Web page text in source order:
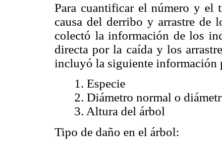
Para cuantificar el número y el
causa del derribo y arrastre de
colectó la información de los
directa por la caída y los
incluyó la siguiente información
1. Especie
2. Diámetro normal o
3. Altura del árbol
Tipo de daño en el árbol: